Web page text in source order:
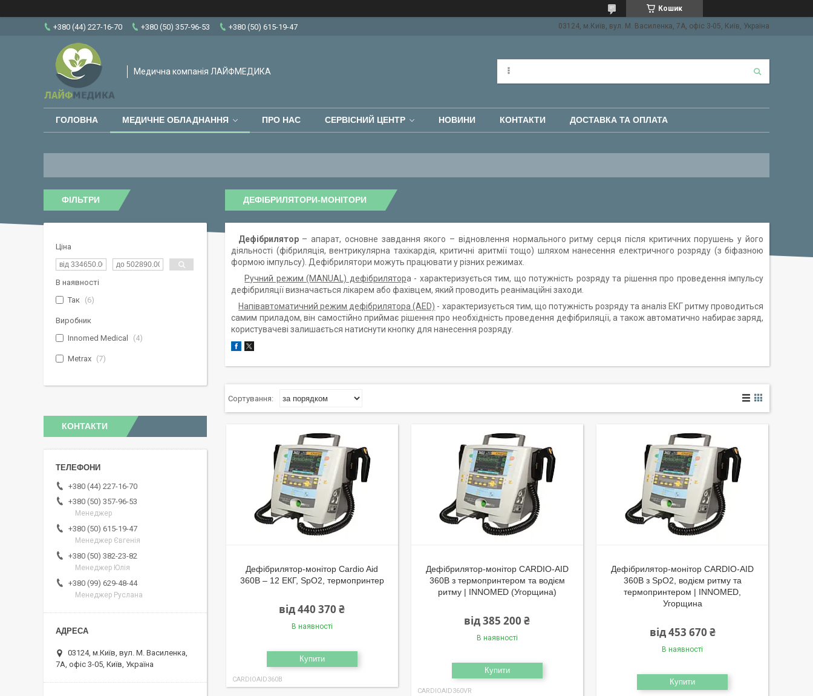
Кошик
+380 (44) 227-16-70 +380 (50) 357-96-53 +380 (50) 615-19-47 03124, м.Київ, вул. М. Василенка, 7А, офіс 3-05, Київ, Україна
Медична компанія ЛАЙФМЕДИКА
ГОЛОВНА МЕДИЧНЕ ОБЛАДНАННЯ ПРО НАС СЕРВІСНИЙ ЦЕНТР НОВИНИ КОНТАКТИ ДОСТАВКА ТА ОПЛАТА
ДЕФІБРИЛЯТОРИ-МОНІТОРИ
Дефібрилятор– апарат, основне завдання якого – відновлення нормального ритму серця після критичних порушень у його
діяльності (фібриляція, вентрикулярна тахікардія, критичні аритмії тощо) шляхом нанесення електричного розряду (з біфазною
формою імпульсу). Дефібрилятори можуть працювати у різних режимах.
Ручний режим (MANUAL) дефібрилятора - характеризується тим, що потужність розряду та рішення про проведення імпульсу
дефібриляції визначається лікарем або фахівцем, який проводить реанімаційні заходи.
Напівавтоматичний режим дефібрилятора (AED) - характеризується тим, що потужність розряду та аналіз ЕКГ ритму проводиться
самим приладом, він самостійно приймає рішення про необхідність проведення дефібриляції, а також автоматично набирає заряд,
користувачеві залишається натиснути кнопку для нанесення розряду.
Дефібрилятор-монітор Cardio Aid
360B – 12 ЕКГ, SpO2, термопринтер
від 440 370 ₴
В наявності
Купити
CARDIOAID360B
Дефібрилятор-монітор CARDIO-AID
360B з термопринтером та водієм
ритму | INNOMED (Угорщина)
від 385 200 ₴
В наявності
Купити
CARDIOAID360VR
Дефібрилятор-монітор CARDIO-AID
360B з SpO2, водієм ритму та
термопринтером | INNOMED,
Угорщина
від 453 670 ₴
В наявності
Купити
ФІЛЬТРИ
Ціна
В наявності
Так
6
Виробник
Innomed Medical
4
Metrax 7
КОНТАКТИ
+380 (44) 227-16-70
+380 (50) 357-96-53
Менеджер
+380 (50) 615-19-47
Менеджер Євгенія
+380 (50) 382-23-82
Менеджер Юлія
+380 (99) 629-48-44
Менеджер Руслана
03124, м.Київ, вул. М. Василенка,
7А, офіс 3-05, Київ, Україна